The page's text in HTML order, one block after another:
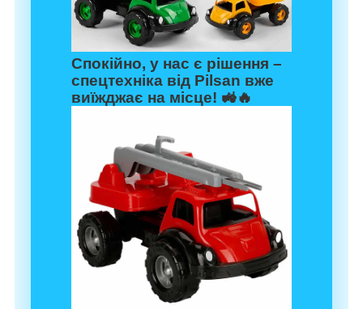
Спокійно, у нас є рішення –
спецтехніка від Pilsan вже
виїжджає на місце! 🚜🔥